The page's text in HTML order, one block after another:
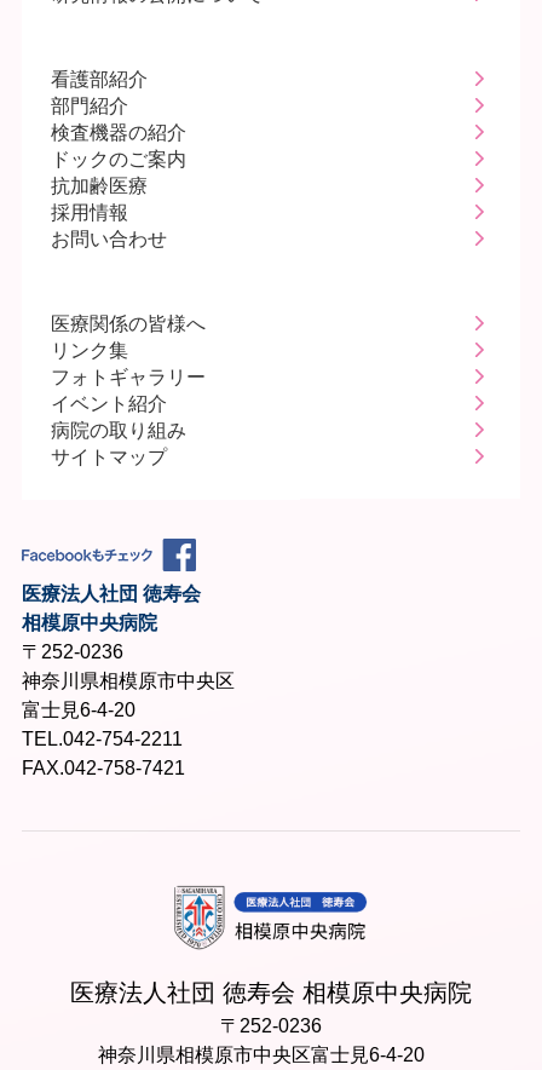
看護部紹介
部門紹介
検査機器の紹介
ドックのご案内
抗加齢医療
採用情報
お問い合わせ
医療関係の皆様へ
リンク集
フォトギャラリー
イベント紹介
病院の取り組み
サイトマップ
医療法人社団 徳寿会
相模原中央病院
〒252-0236
神奈川県相模原市中央区
富士見6-4-20
TEL.042-754-2211
FAX.042-758-7421
医療法人社団 徳寿会 相模原中央病院
〒252-0236
神奈川県相模原市中央区富士見6-4-20